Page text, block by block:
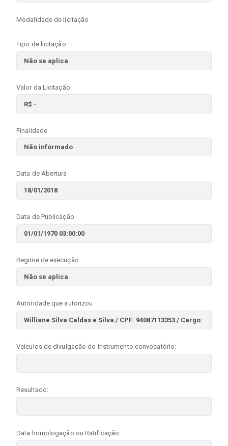
Modalidade de licitação
Tipo de licitação
Valor da Licitação
Finalidade
Data de Abertura
Data de Publicação
Regime de execução
Autoridade que autorizou
Veículos de divulgação do instrumento convocatório:
Resultado:
Data homologação ou Ratificação: